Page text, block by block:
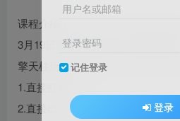
课程介绍：
3月19日更新：无限卡大促带横幅版
擎天柱玩法3.0:
1.直接打标
2.直接出单
用户名或邮箱
登录密码
记住登录
登录